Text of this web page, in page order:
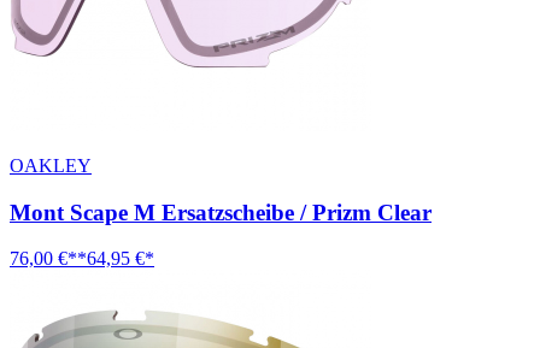
OAKLEY
Mont Scape M Ersatzscheibe / Prizm Clear
76,00 €**64,95 €*